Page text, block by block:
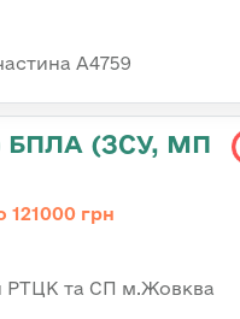
А4759
БПЛА (ЗСУ, МП
121000 грн
РТЦК та СП м.Жовква